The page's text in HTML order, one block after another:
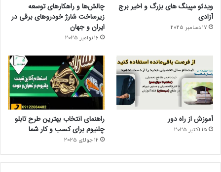
ویدئو مپینگ های بزرگ و اخیر برج
آزادی
17 دسامبر 2025
چالش‌ها و راهکارهای توسعه
زیرساخت شارژ خودروهای برقی در
ایران و جهان
16 نوامبر 2025
آموزش از راه دور
15 اکتبر 2025
راهنمای انتخاب بهترین طرح تابلو
چلنیوم برای کسب و کار شما
12 جولای 2025